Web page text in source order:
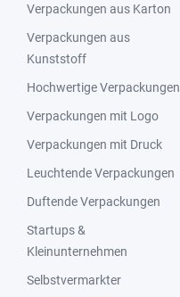
Verpackungen aus Karton
Verpackungen aus
Kunststoff
Hochwertige Verpackungen
Verpackungen mit Logo
Verpackungen mit Druck
Leuchtende Verpackungen
Duftende Verpackungen
Startups &
Kleinunternehmen
Selbstvermarkter